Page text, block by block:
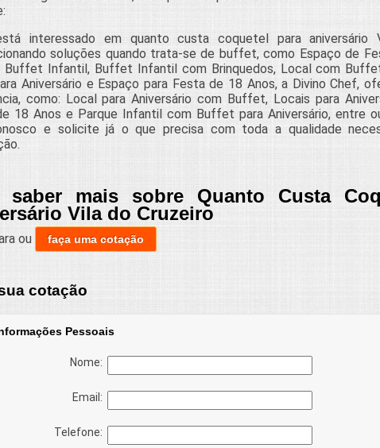
interessado em quanto custa coquetel para aniversário
soluções quando trata-se de buffet, como Espaço de
Buffet Infantil, Buffet Infantil com Brinquedos, Local com Buffet
Aniversário e Espaço para Festa de 18 Anos, a Divino Chef,
como: Local para Aniversário com Buffet, Locais para
18 Anos e Parque Infantil com Buffet para Aniversário, entre
e solicite já o que precisa com toda a qualidade
saber mais sobre Quanto Custa
Vila do Cruzeiro
ou faça uma cotação
cotação
Pessoais
Nome:
Email:
Telefone: